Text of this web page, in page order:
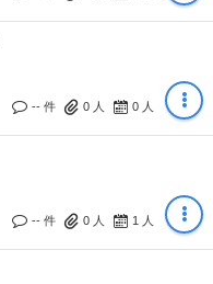
-- 件
0 人 0 人
-- 件
0 人 1 人